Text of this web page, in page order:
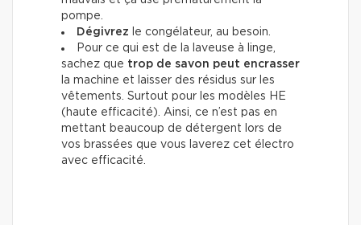
pompe.
Dégivrez le congélateur, au besoin.
Pour ce qui est de la laveuse à linge,
sachez que trop de savon peut encrasser
la machine et laisser des résidus sur les
vêtements. Surtout pour les modèles HE
(haute efficacité). Ainsi, ce n’est pas en
mettant beaucoup de détergent lors de
vos brassées que vous laverez cet électro
avec efficacité.